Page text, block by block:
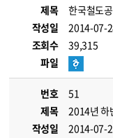
제목
한국철도
작성일
2014-07-
조회수
39,315
파일
번호
51
제목
2014년 하
작성일
2014-07-